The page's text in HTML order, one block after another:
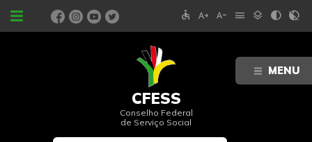
MENU
PORTAIS accessible text_increase text_decrease menu layers contrast contrast_rtl_off
CFESS
Conselho Federal
de Serviço Social